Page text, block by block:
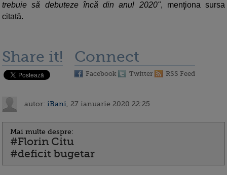
trebuie să debuteze încă din anul 2020", menţiona sursa
citată.
Share it! Connect
Facebook Twitter RSS Feed
autor: iBani , 27 ianuarie 2020 22:25
Mai multe despre:
#Florin Citu
#deficit bugetar